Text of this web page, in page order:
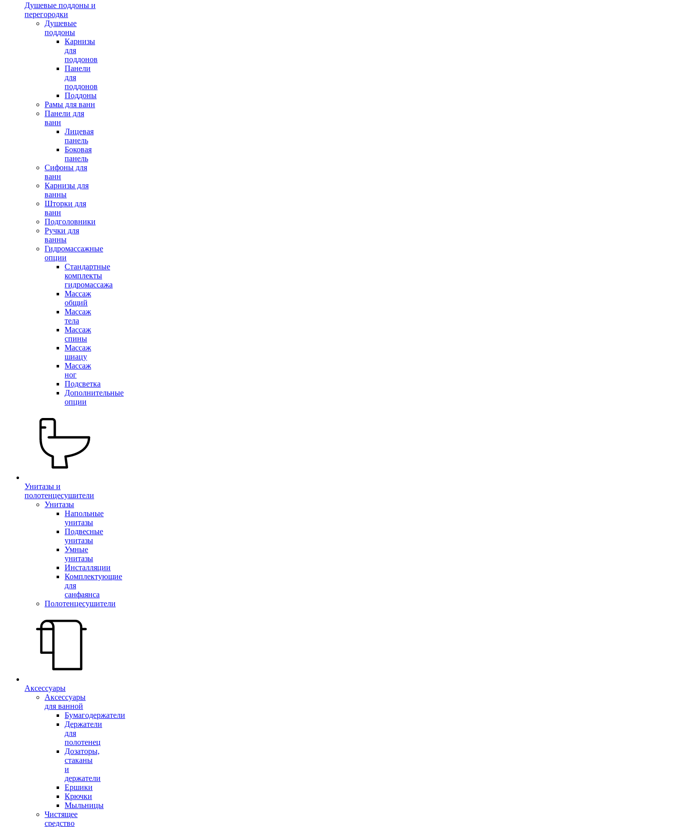
Душевые поддоны и
перегородки
Душевые
поддоны
Карнизы
для
поддонов
Панели
для
поддонов
Поддоны
Рамы для ванн
Панели для
ванн
Лицевая
панель
Боковая
панель
Сифоны для
ванн
Карнизы для
ванны
Шторки для
ванн
Подголовники
Ручки для
ванны
Гидромассажные
опции
Стандартные
комплекты
гидромассажа
Массаж
общий
Массаж
тела
Массаж
спины
Массаж
шиацу
Массаж
ног
Подсветка
Дополнительные
опции
Унитазы и
полотенцесушители
Унитазы
Напольные
унитазы
Подвесные
унитазы
Умные
унитазы
Инсталляции
Комплектующие
для
санфаянса
Полотенцесушители
Аксессуары
Аксессуары
для ванной
Бумагодержатели
Держатели
для
полотенец
Дозаторы,
стаканы
и
держатели
Ершики
Крючки
Мыльницы
Чистящее
средство